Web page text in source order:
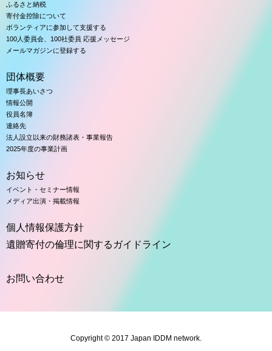
ふるさと納税
寄付金控除について
ボランティアに参加して支援する
100人委員会、100社委員 応援メッセージ
メールマガジンに登録する
団体概要
理事長あいさつ
情報公開
役員名簿
連絡先
法人設立以来の財務諸表・事業報告
2025年度の事業計画
お知らせ
イベント・セミナー情報
メディア出演・掲載情報
個人情報保護方針
遺贈寄付の倫理に関するガイドライン
お問い合わせ
Copyright © 2017 Japan IDDM network.